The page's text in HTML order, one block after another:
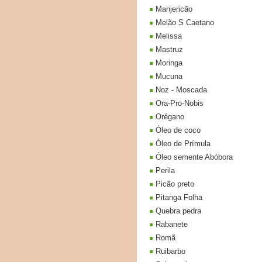
Manjericão
Melão S Caetano
Melissa
Mastruz
Moringa
Mucuna
Noz - Moscada
Ora-Pro-Nobis
Orégano
Óleo de coco
Óleo de Prímula
Óleo semente Abóbora
Perila
Picão preto
Pitanga Folha
Quebra pedra
Rabanete
Romã
Ruibarbo